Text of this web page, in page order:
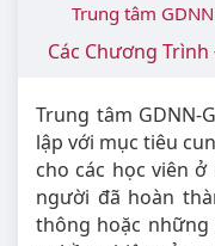
Trung tâm
Các Chương Trình
Trung tâm GDNN-
lập với mục tiêu
cho các học viên
người đã hoàn
thông hoặc những